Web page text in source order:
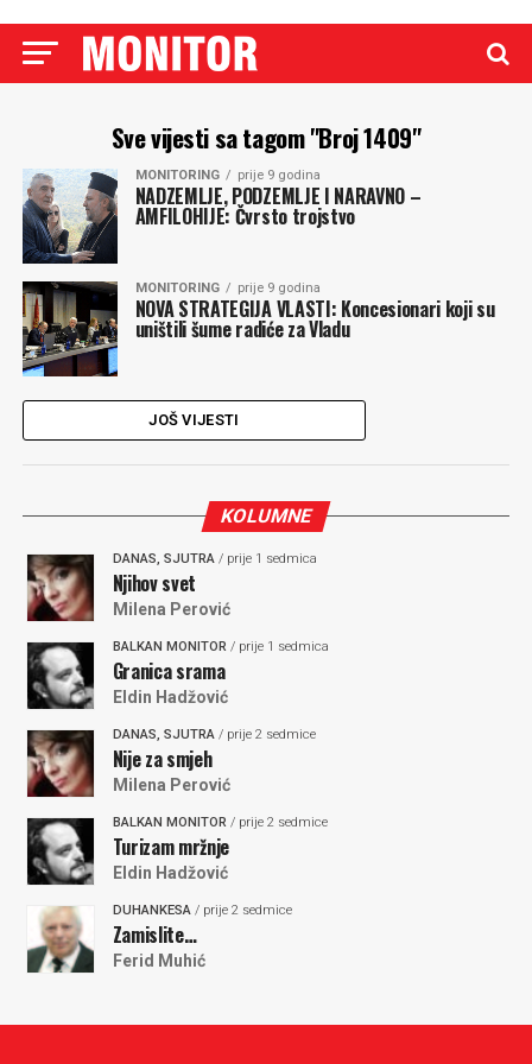
Sve vijesti sa tagom "Broj 1409"
MONITORING prije 9 godina
NADZEMLJE, PODZEMLJE I NARAVNO –
AMFILOHIJE: Čvrsto trojstvo
MONITORING prije 9 godina
NOVA STRATEGIJA VLASTI: Koncesionari koji su
uništili šume radiće za Vladu
JOŠ VIJESTI
KOLUMNE
DANAS, SJUTRA/ prije 1 sedmica
Njihov svet
Milena Perović
BALKAN MONITOR/ prije 1 sedmica
Granica srama
Eldin Hadžović
DANAS, SJUTRA/ prije 2 sedmice
Nije za smjeh
Milena Perović
BALKAN MONITOR/ prije 2 sedmice
Turizam mržnje
Eldin Hadžović
DUHANKESA/ prije 2 sedmice
Zamislite…
Ferid Muhić